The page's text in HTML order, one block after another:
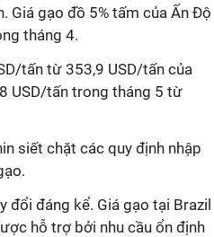
Giá gạo đồ 5% tấm của Ấn Độ
tháng 4.
tấn từ 353,9 USD/tấn của
USD/tấn trong tháng 5 từ
siết chặt các quy định nhập
đổi đáng kể. Giá gạo tại Brazil
hỗ trợ bởi nhu cầu ổn định